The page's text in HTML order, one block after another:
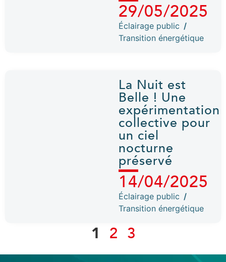
29/05/2025
Éclairage public /
Transition énergétique
La Nuit est
Belle ! Une
expérimentation
collective pour
un ciel
nocturne
préservé
14/04/2025
Éclairage public /
Transition énergétique
1 2 3